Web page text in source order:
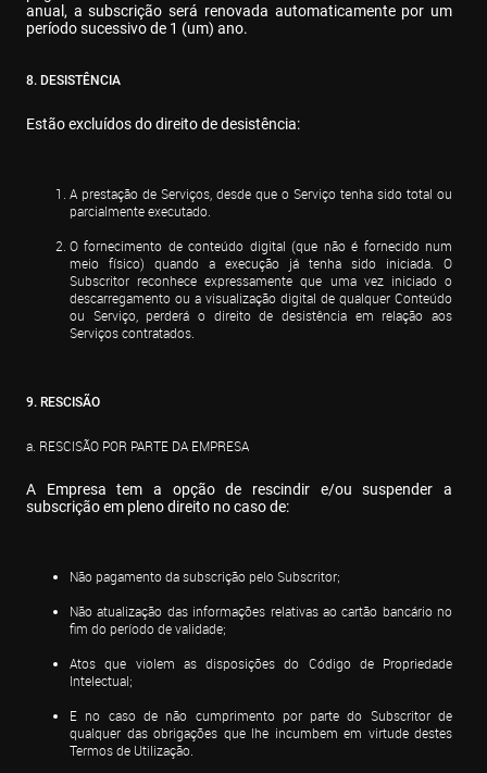
anual, a subscrição será renovada automaticamente por um
período sucessivo de 1 (um) ano.
8. DESISTÊNCIA
Estão excluídos do direito de desistência:
A prestação de Serviços, desde que o Serviço tenha sido total ou
parcialmente executado.
O fornecimento de conteúdo digital (que não é fornecido num
meio físico) quando a execução já tenha sido iniciada. O
Subscritor reconhece expressamente que uma vez iniciado o
descarregamento ou a visualização digital de qualquer Conteúdo
ou Serviço, perderá o direito de desistência em relação aos
Serviços contratados.
9. RESCISÃO
a. RESCISÃO POR PARTE DA EMPRESA
A Empresa tem a opção de rescindir e/ou suspender a
subscrição em pleno direito no caso de:
Não pagamento da subscrição pelo Subscritor;
Não atualização das informações relativas ao cartão bancário no
fim do período de validade;
Atos que violem as disposições do Código de Propriedade
Intelectual;
E no caso de não cumprimento por parte do Subscritor de
qualquer das obrigações que lhe incumbem em virtude destes
Termos de Utilização.